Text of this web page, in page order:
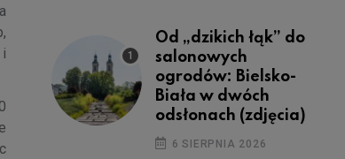
Od „dzikich łąk” do
salonowych
ogrodów: Bielsko-
Biała w dwóch
odsłonach (zdjęcia)
6 SIERPNIA 2026